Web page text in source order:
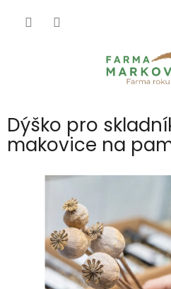
Dýško pro
makovice na